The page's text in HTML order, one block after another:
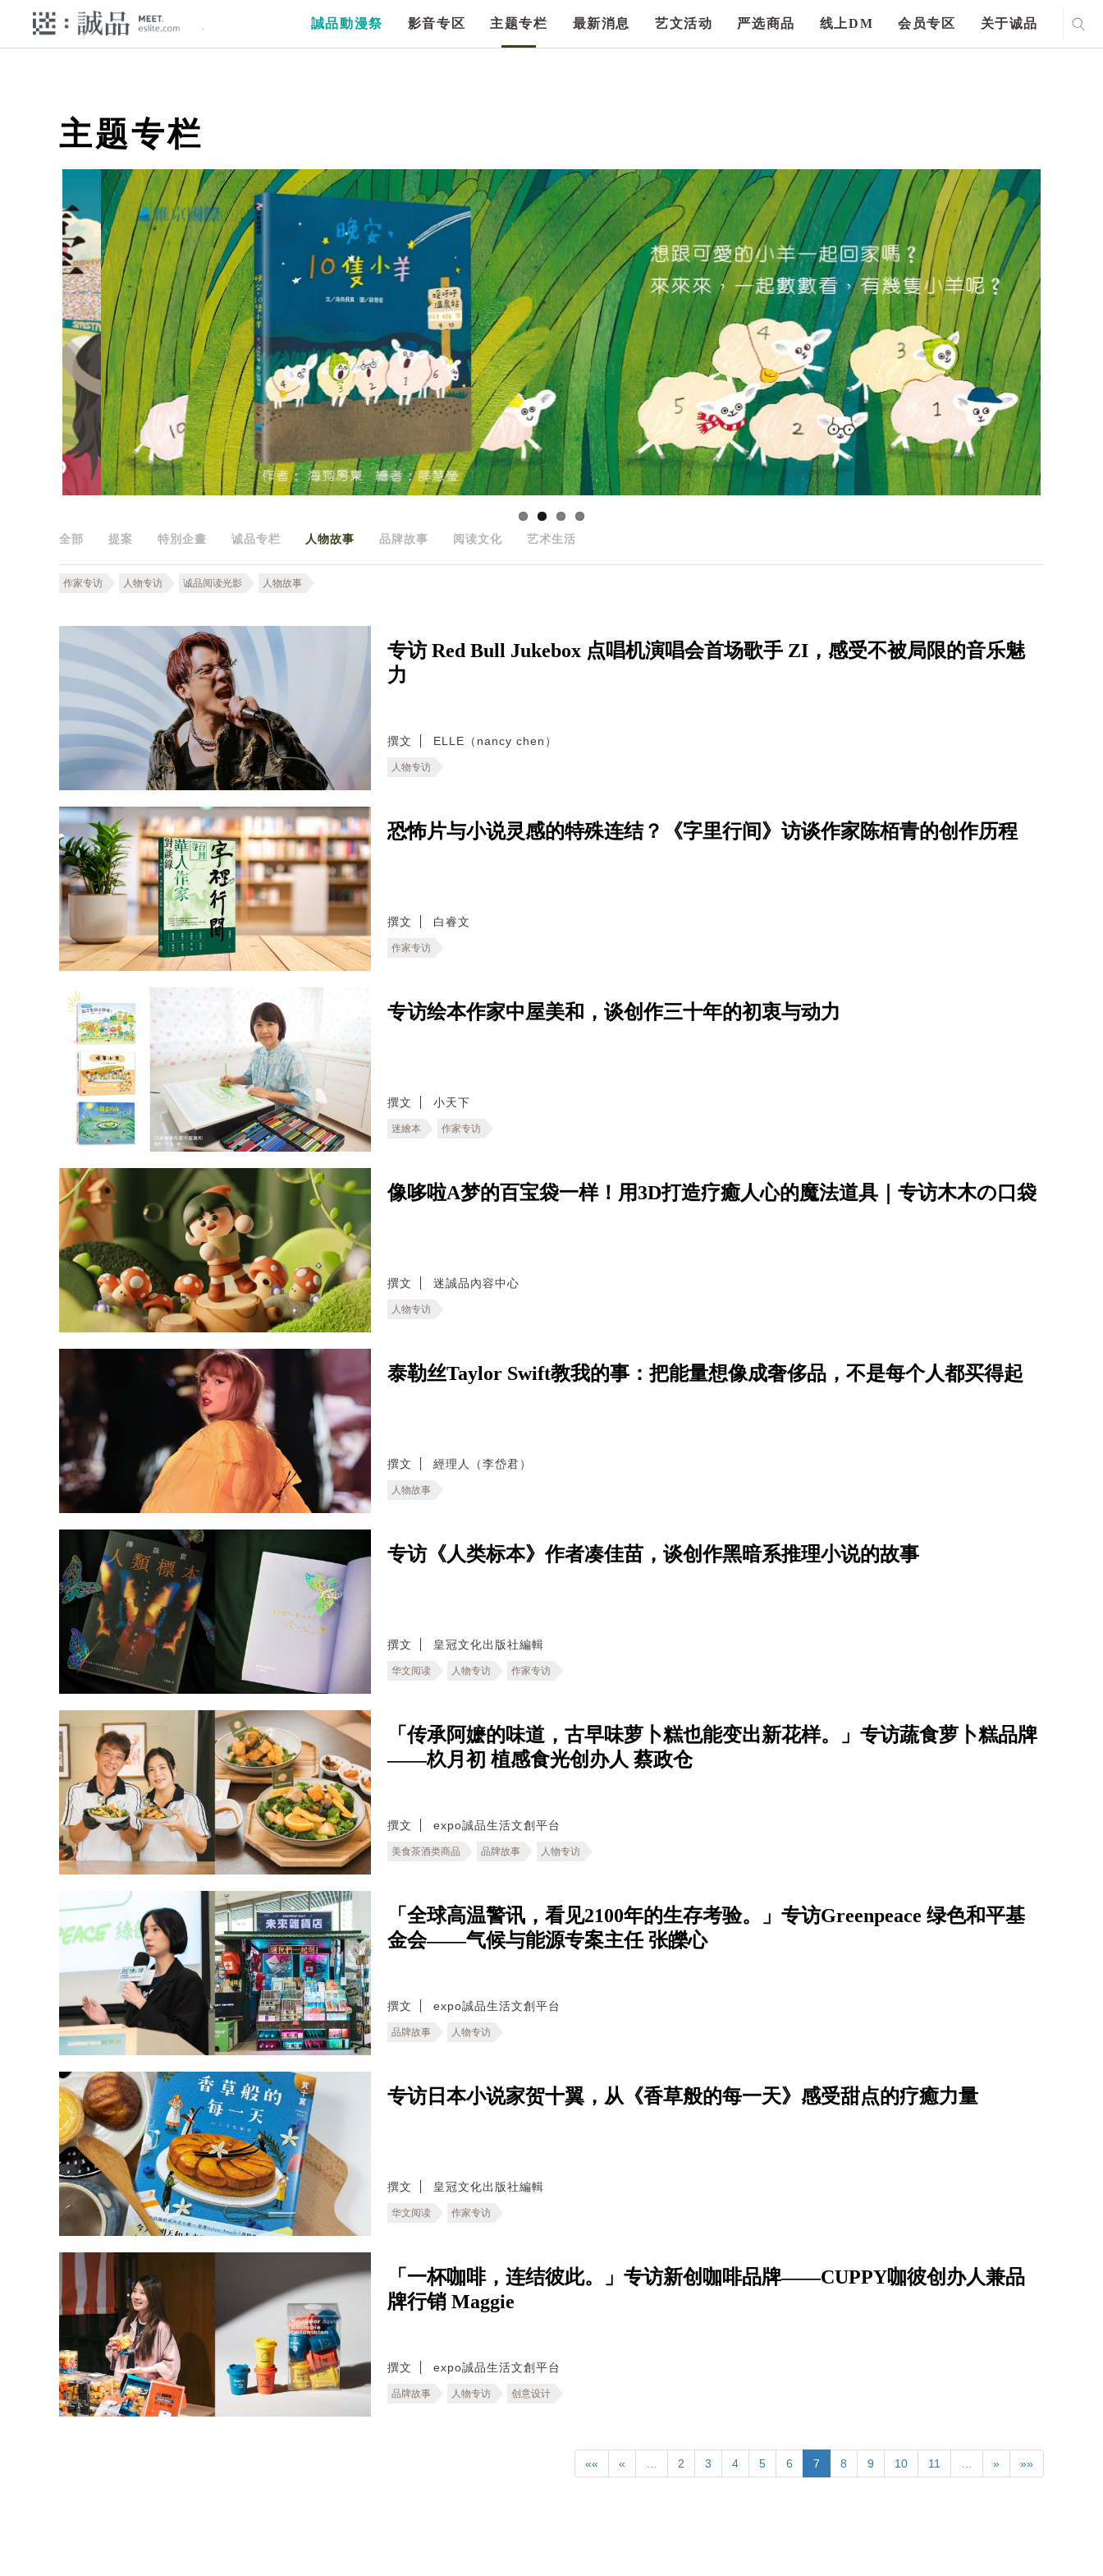
誠品動漫祭 影音专区 主题专栏 最新消息 艺文活动 严选商品 线上DM 会员专区 关于诚品
主题专栏
全部 提案 特別企畫 诚品专栏 人物故事 品牌故事 阅读文化 艺术生活
作家专访 人物专访 诚品阅读光影 人物故事
专访 Red Bull Jukebox 点唱机演唱会首场歌手 ZI，感受不被局限的音乐魅
力
撰文 ELLE（nancy chen）
人物专访
恐怖片与小说灵感的特殊连结？《字里行间》访谈作家陈栢青的创作历程
撰文 白睿文
作家专访
专访绘本作家中屋美和，谈创作三十年的初衷与动力
撰文 小天下
迷繪本 作家专访
像哆啦A梦的百宝袋一样！用3D打造疗癒人心的魔法道具｜专访木木の口袋
撰文 迷誠品內容中心
人物专访
泰勒丝Taylor Swift教我的事：把能量想像成奢侈品，不是每个人都买得起
撰文 經理人（李岱君）
人物故事
专访《人类标本》作者凑佳苗，谈创作黑暗系推理小说的故事
撰文 皇冠文化出版社編輯
华文阅读 人物专访 作家专访
「传承阿嬷的味道，古早味萝卜糕也能变出新花样。」专访蔬食萝卜糕品牌
——杦月初 植感食光创办人 蔡政仓
撰文 expo誠品生活文創平台
美食茶酒类商品 品牌故事 人物专访
「全球高温警讯，看见2100年的生存考验。」专访Greenpeace 绿色和平基
金会——气候与能源专案主任 张皪心
撰文 expo誠品生活文創平台
品牌故事 人物专访
专访日本小说家贺十翼，从《香草般的每一天》感受甜点的疗癒力量
撰文 皇冠文化出版社編輯
华文阅读 作家专访
「一杯咖啡，连结彼此。」专访新创咖啡品牌——CUPPY咖彼创办人兼品
牌行销 Maggie
撰文 expo誠品生活文創平台
品牌故事 人物专访 创意设计
«« « … 2 3 4 5 6 7 8 9 10 11 … » »»